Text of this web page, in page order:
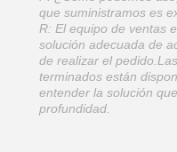
que suministramos es
R: El equipo de ventas
solución adecuada de
de realizar el
terminados están
entender la solución
profundidad.